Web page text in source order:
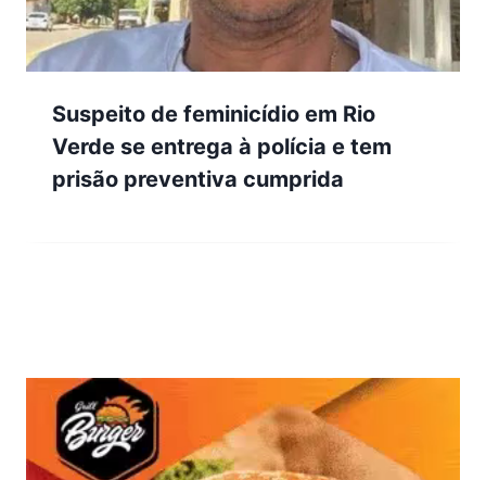
Suspeito de feminicídio em Rio
Verde se entrega à polícia e tem
prisão preventiva cumprida